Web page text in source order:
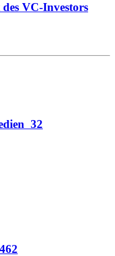
VC-Investors
32
462